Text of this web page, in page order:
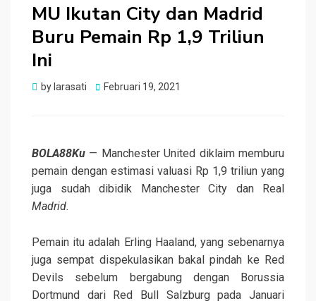
MU Ikutan City dan Madrid
Buru Pemain Rp 1,9 Triliun
Ini
bylarasati
Posted
Februari 19, 2021
BOLA88Ku — Manchester United diklaim memburu
pemain dengan estimasi valuasi Rp 1,9 triliun yang
juga sudah dibidik Manchester City dan Real
Madrid.
Pemain itu adalah Erling Haaland, yang sebenarnya
juga sempat dispekulasikan bakal pindah ke Red
Devils sebelum bergabung dengan Borussia
Dortmund dari Red Bull Salzburg pada Januari